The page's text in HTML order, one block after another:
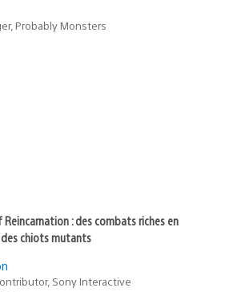
Probably Monsters
: des combats riches en
chiots mutants
Sony Interactive